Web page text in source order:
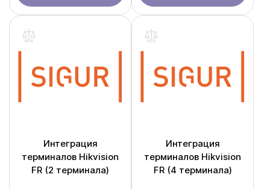
Интеграция
терминалов Hikvision
FR (2 терминала)
Интеграция
терминалов Hikvision
FR (4 терминала)